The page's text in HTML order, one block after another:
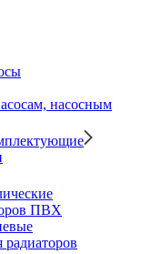
насосным
ПВХ